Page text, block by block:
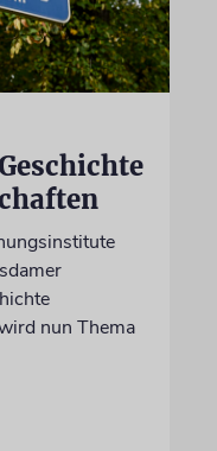
nun Thema